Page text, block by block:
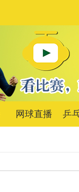
网球直播 乒